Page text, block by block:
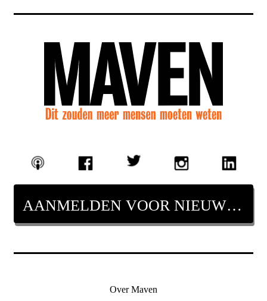
AANMELDEN VOOR NIEUWSBRIEF
Over Maven